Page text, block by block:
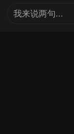
我来说两句...